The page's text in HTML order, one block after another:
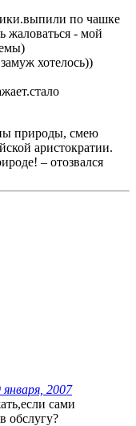
по чашке
жаловаться - мой
хотелось))
природы, смею
аристократии.
– отозвался
2007
сами
обслугу?